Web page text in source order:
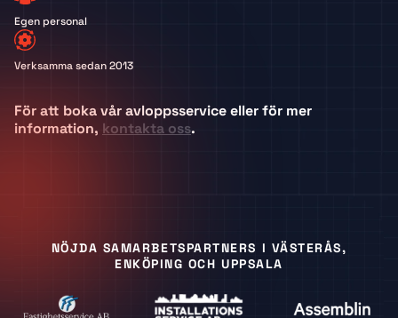
Egen personal
Verksamma sedan 2013
För att boka vår avloppsservice eller för mer
information, kontakta oss.
NÖJDA SAMARBETSPARTNERS I VÄSTERÅS,
ENKÖPING OCH UPPSALA